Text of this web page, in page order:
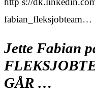
fabian_fleksjobteam…
Jette Fabian
GÅR …